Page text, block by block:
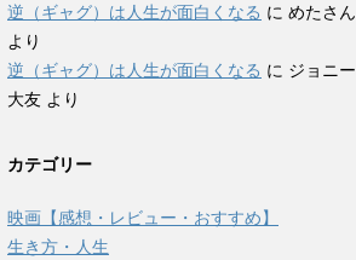
逆（ギャグ）は人生が面白くなる に めたさん
より
逆（ギャグ）は人生が面白くなる に ジョニー
大友 より
カテゴリー
映画【感想・レビュー・おすすめ】
生き方・人生